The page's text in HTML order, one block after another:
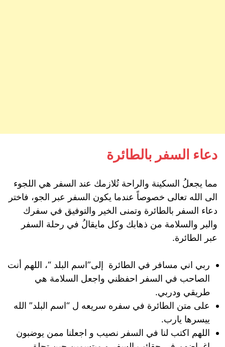
دعاء السفر بالطائرة
مما يجعلُ السكينة والراحة تُلازمك عند السفر هي اللجوء
الى الله تعالى خصوصاً عندما يكون السفر عبر الجو، فاختر
دعاء السفر بالطائرة وتمنى الخير والتوفيق في سفرك
والبر والسلامة من ذهابك وكل مايقالُ في رحلة السفر
عبر الطائرة.
ربي اني مسافر في الطائرة إلى”اسم البلد “، اللهم أنت
الصاحب في السفر احفظني واجعل السلامة هي
طريقي ودربي.
على متن الطائرة في سفره سريعه ل “اسم البلد” الله
ييسرها يارب.
اللهم اكتب لنا في السفر نصيب و اجعلنا ممن يوضبون